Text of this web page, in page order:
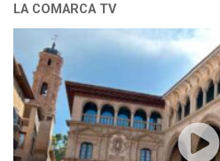
LA COMARCA TV